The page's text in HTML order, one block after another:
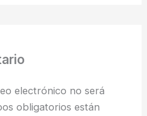
electrónico no será
obligatorios están